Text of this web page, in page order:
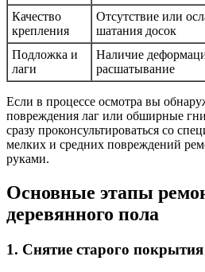
Качество
крепления
Отсутствие или
шатания досок
Подложка и
лаги
Наличие
расшатывание
Если в процессе осмотра вы
повреждения лаг или обширные
сразу проконсультироваться со
мелких и средних повреждений
руками.
Основные этапы
деревянного пола
1. Снятие старого покрытия